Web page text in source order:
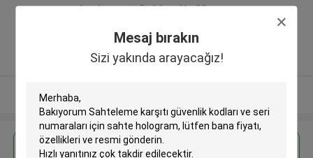
Mesaj bırakın
Sizi yakında arayacağız!
development Building, No 33
Onaylı tedarikçi
En İyi Fiyatı Alın